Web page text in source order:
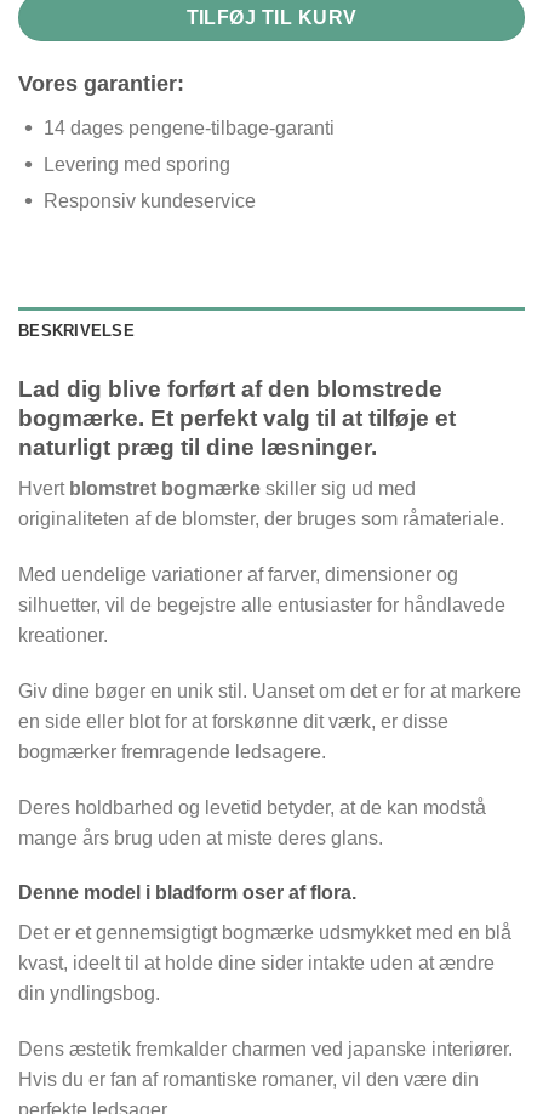
TILFØJ TIL KURV
Vores garantier:
14 dages pengene-tilbage-garanti
Levering med sporing
Responsiv kundeservice
BESKRIVELSE
Lad dig blive forført af den blomstrede
bogmærke. Et perfekt valg til at tilføje et
naturligt præg til dine læsninger.
Hvert blomstret bogmærke skiller sig ud med
originaliteten af de blomster, der bruges som råmateriale.
Med uendelige variationer af farver, dimensioner og
silhuetter, vil de begejstre alle entusiaster for håndlavede
kreationer.
Giv dine bøger en unik stil. Uanset om det er for at markere
en side eller blot for at forskønne dit værk, er disse
bogmærker fremragende ledsagere.
Deres holdbarhed og levetid betyder, at de kan modstå
mange års brug uden at miste deres glans.
Denne model i bladform oser af flora.
Det er et gennemsigtigt bogmærke udsmykket med en blå
kvast, ideelt til at holde dine sider intakte uden at ændre
din yndlingsbog.
Dens æstetik fremkalder charmen ved japanske interiører.
Hvis du er fan af romantiske romaner, vil den være din